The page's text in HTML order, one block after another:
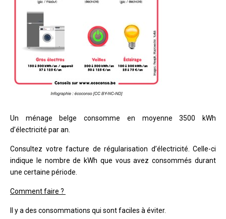
Un ménage belge consomme en moyenne 3500 kWh
d’électricité par an.
Consultez votre facture de régularisation d’électricité. Celle-ci
indique le nombre de kWh que vous avez consommés durant
une certaine période.
Comment faire ?
Il y a des consommations qui sont faciles à éviter.